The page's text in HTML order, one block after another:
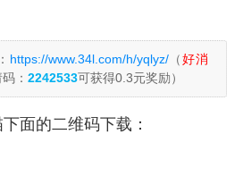
https://www.34l.com/h/yqlyz/（好消
： 2242533可获得0.3元奖励）
面的二维码下载：